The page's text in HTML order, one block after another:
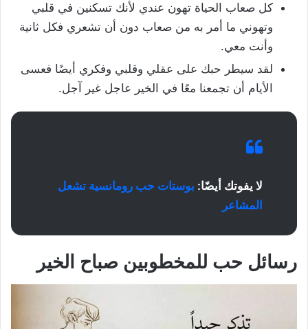
كل صعاب الحياة تهون عندي لأنك تسكنين في قلبي
وتهوني ما أمر به من صعاب دون أن تشعري فكل ثانية
وأنت معي.
لقد سيطر حبك على عقلي وقلبي وفكري أيضًا فعسى
الأيام أن تجمعنا معًا في الخير عاجل غير آجل.
لا يفوتك أيضًا: بوستات حب رومانسية تشعل
المشاعر
رسائل حب للمخطوبين صباح الخير